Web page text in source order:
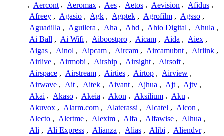
, Aercont , Aeromax , Aes , Aetos , Aevision , Afidus ,
Afreey , Agasio , Agk , Agptek , Agrofilm , Agsso ,
Aguadilla , Aguilera , Aha , Ahd , Ahio Digital , Ahula ,
Ai Ball , Ai Wifi , Aiboostpro , Aicam , Aida , Aiex ,
Aigas , Ainol , Aipcam , Aircam , Aircamubnt , Airlink ,
Airlive , Airmobi , Airship , Airsight , Airsoft ,
Airspace , Airstream , Airties , Airtop , Airview ,
Airwave , Ait , Aitek , Aivant , Ajhua , Ajt , Ajtv ,
Akai , Akaso , Akeia , Akon , Aksilium , Aku ,
Akuvox , Alarm.com , Alaterassi , Alcatel , Alcon ,
Alecto , Alertme , Alexim , Alfa , Alfawise , Alhua ,
Ali , Ali Express , Alianza , Alias , Alibi , Aliendvr ,